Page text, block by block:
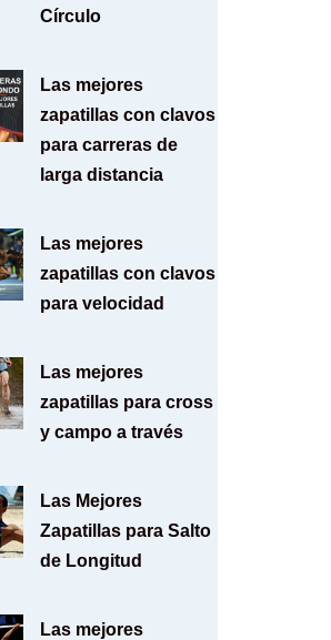
Círculo
Las mejores
zapatillas con clavos
para carreras de
larga distancia
Las mejores
zapatillas con clavos
para velocidad
Las mejores
zapatillas para cross
y campo a través
Las Mejores
Zapatillas para Salto
de Longitud
Las mejores